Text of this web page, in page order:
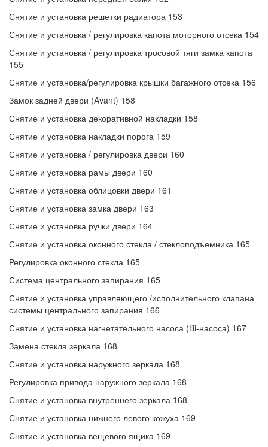
Снятие и установка решетки радиатора 153
Снятие и установка / регулировка капота моторного отсека 154
Снятие и установка / регулировка тросовой тяги замка капота
155
Снятие и установка/регулировка крышки багажного отсека 156
Замок задней двери (Avant) 158
Снятие и установка декоративной накладки 158
Снятие и установка накладки порога 159
Снятие и установка / регулировка двери 160
Снятие и установка рамы двери 160
Снятие и установка облицовки двери 161
Снятие и установка замка двери 163
Снятие и установка ручки двери 164
Снятие и установка оконного стекла / стеклоподъемника 165
Регулировка оконного стекла 165
Система центрального запирания 165
Снятие и установка управляющего /исполнительного клапана
системы центрального запирания 166
Снятие и установка нагнетательного насоса (Bi-насоса) 167
Замена стекла зеркала 168
Снятие и установка наружного зеркала 168
Регулировка привода наружного зеркала 168
Снятие и установка внутреннего зеркала 168
Снятие и установка нижнего левого кожуха 169
Снятие и установка вещевого ящика 169